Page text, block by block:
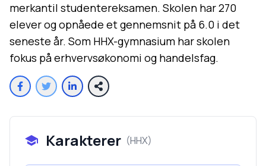
merkantil studentereksamen. Skolen har 270
elever og opnåede et gennemsnit på 6.0 i det
seneste år. Som HHX-gymnasium har skolen
fokus på erhvervsøkonomi og handelsfag.
Karakterer (HHX)